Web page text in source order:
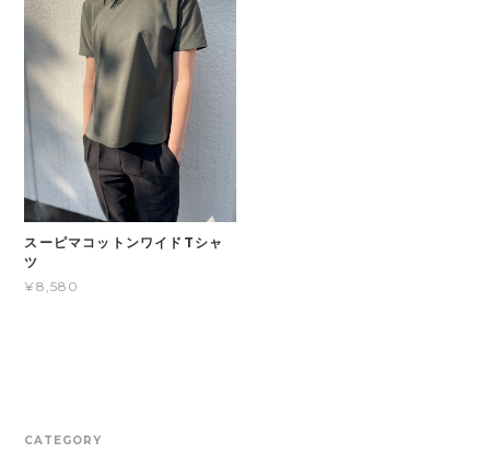
スーピマコットンワイドTシャ
ツ
¥8,580
CATEGORY